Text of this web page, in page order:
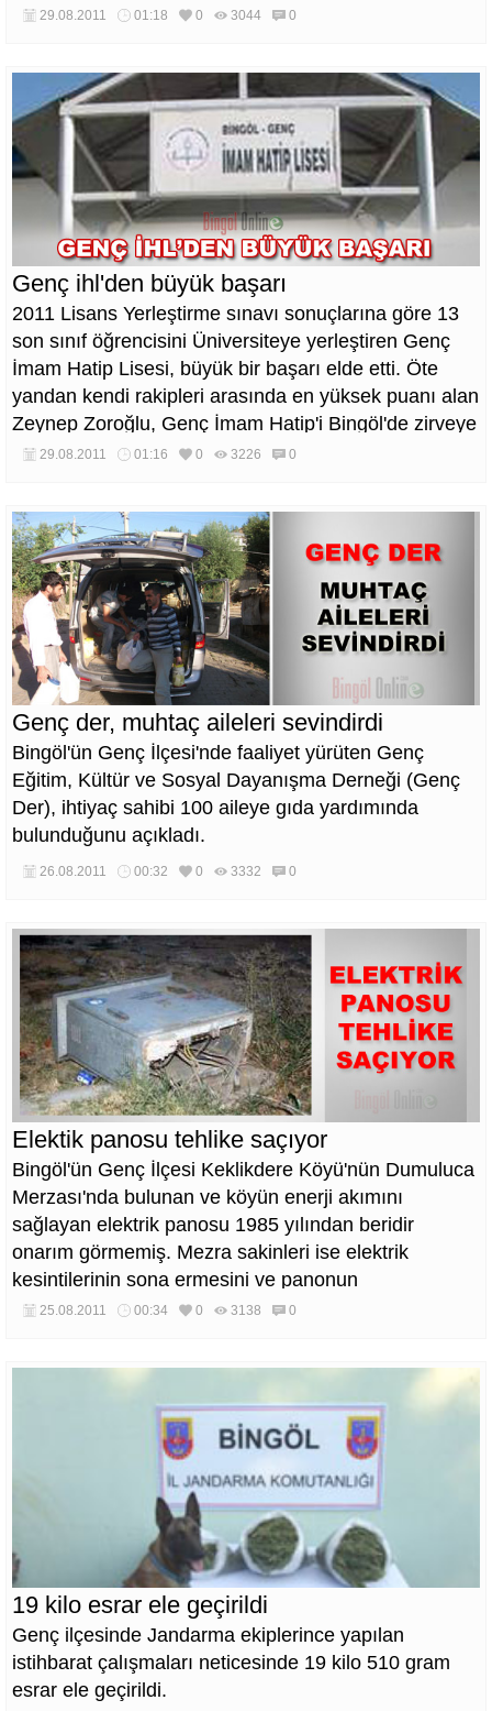
29.08.2011 01:18 0 3044 0
Genç ihl'den büyük başarı
2011 Lisans Yerleştirme sınavı sonuçlarına göre 13
son sınıf öğrencisini Üniversiteye yerleştiren Genç
İmam Hatip Lisesi, büyük bir başarı elde etti. Öte
yandan kendi rakipleri arasında en yüksek puanı alan
Zeynep Zoroğlu, Genç İmam Hatip'i Bingöl'de zirveye
taşıdı.
29.08.2011 01:16 0 3226 0
Genç der, muhtaç aileleri sevindirdi
Bingöl'ün Genç İlçesi'nde faaliyet yürüten Genç
Eğitim, Kültür ve Sosyal Dayanışma Derneği (Genç
Der), ihtiyaç sahibi 100 aileye gıda yardımında
bulunduğunu açıkladı.
26.08.2011 00:32 0 3332 0
Elektik panosu tehlike saçıyor
Bingöl'ün Genç İlçesi Keklikdere Köyü'nün Dumuluca
Merzası'nda bulunan ve köyün enerji akımını
sağlayan elektrik panosu 1985 yılından beridir
onarım görmemiş. Mezra sakinleri ise elektrik
kesintilerinin sona ermesini ve panonun
yenilenmesini istiyor.
25.08.2011 00:34 0 3138 0
19 kilo esrar ele geçirildi
Genç ilçesinde Jandarma ekiplerince yapılan
istihbarat çalışmaları neticesinde 19 kilo 510 gram
esrar ele geçirildi.